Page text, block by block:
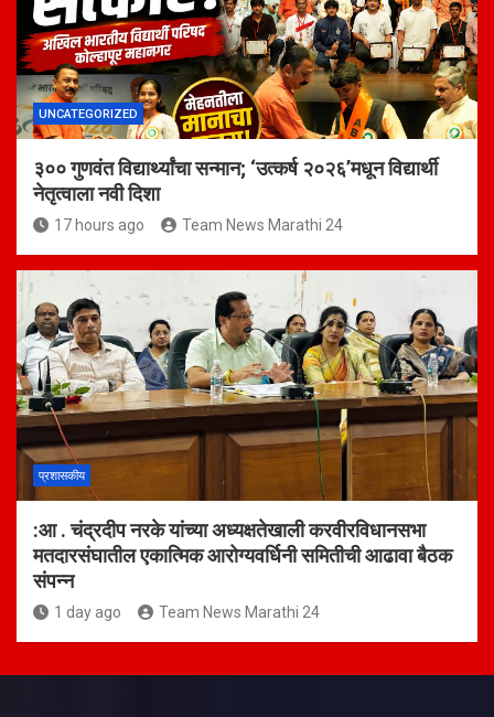
UNCATEGORIZED
३०० गुणवंत विद्यार्थ्यांचा सन्मान; ‘उत्कर्ष २०२६’मधून विद्यार्थी
नेतृत्वाला नवी दिशा
17 hours ago Team News Marathi 24
प्रशासकीय
:आ . चंद्रदीप नरके यांच्या अध्यक्षतेखाली करवीरविधानसभा
मतदारसंघातील एकात्मिक आरोग्यवर्धिनी समितीची आढावा बैठक
संपन्न
1 day ago Team News Marathi 24